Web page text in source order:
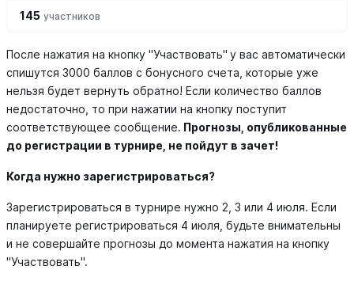
145 участников
После нажатия на кнопку "Участвовать" у вас автоматически
спишутся 3000 баллов с бонусного счета, которые уже
нельзя будет вернуть обратно! Если количество баллов
недостаточно, то при нажатии на кнопку поступит
соответствующее сообщение. Прогнозы, опубликованные
до регистрации в турнире, не пойдут в зачет!
Когда нужно зарегистрироваться?
Зарегистрироваться в турнире нужно 2, 3 или 4 июля. Если
планируете регистрироваться 4 июля, будьте внимательны
и не совершайте прогнозы до момента нажатия на кнопку
"Участвовать".